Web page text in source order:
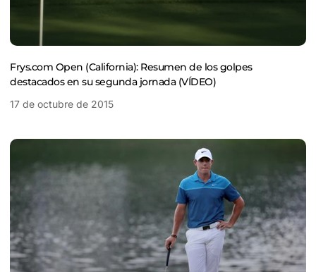
Frys.com Open (California): Resumen de los golpes
destacados en su segunda jornada (VÍDEO)
17 de octubre de 2015